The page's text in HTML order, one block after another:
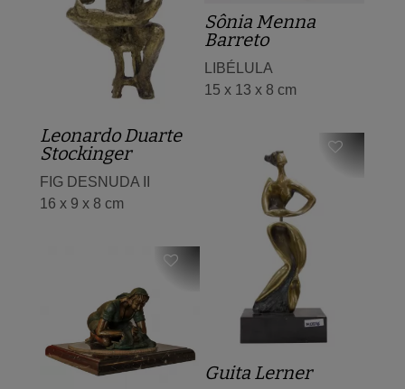
Sônia Menna
Barreto
LIBÉLULA
15 x 13 x 8 cm
Leonardo Duarte
Stockinger
FIG DESNUDA II
16 x 9 x 8 cm
Guita Lerner